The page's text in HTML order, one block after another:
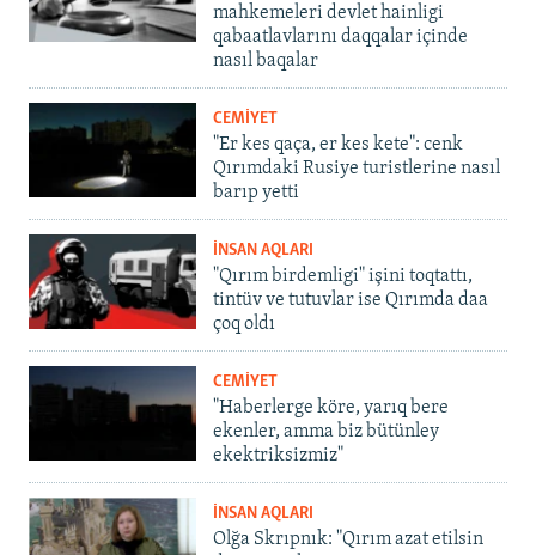
mahkemeleri devlet hainligi
qabaatlavlarını daqqalar içinde
nasıl baqalar
CEMİYET
"Er kes qaça, er kes kete": cenk
Qırımdaki Rusiye turistlerine nasıl
barıp yetti
İNSAN AQLARI
"Qırım birdemligi" işini toqtattı,
tintüv ve tutuvlar ise Qırımda daa
çoq oldı
CEMİYET
"Haberlerge köre, yarıq bere
ekenler, amma biz bütünley
ekektriksizmiz"
İNSAN AQLARI
Olğa Skrıpnık: "Qırım azat etilsin